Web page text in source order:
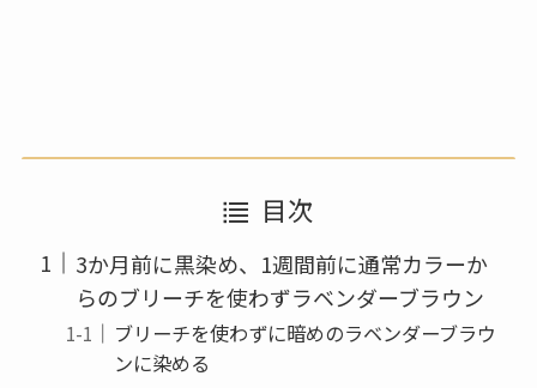
目次
3か月前に黒染め、1週間前に通常カラーか
らのブリーチを使わずラベンダーブラウン
ブリーチを使わずに暗めのラベンダーブラウ
ンに染める